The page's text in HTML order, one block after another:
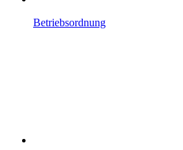
Betriebsordnung